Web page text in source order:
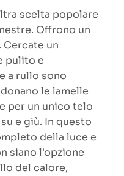
scelta popolare
Offrono un
un
pulito e
a rullo sono
le lamelle
per un unico telo
e giù. In questo
della luce e
siano l'opzione
del calore,